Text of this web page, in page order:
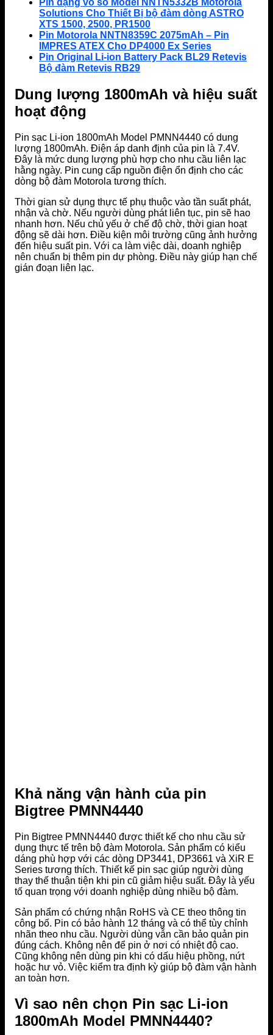
Pin dạng vỏ sò Model NNTN5332B Motorola
Solutions Cho Thiết Bị bộ đàm dòng ASTRO
XTS 1500, 2500, PR1500
Pin Motorola NNTN8359C 2075mAh – Pin
IMPRES ATEX Cho DP4000 Ex Series
Pin Original Li-ion Battery Pack BL29 Retevis
Bộ đàm Retevis RB29
Dung lượng 1800mAh và hiệu suất
hoạt động
Pin sạc Li-ion 1800mAh Model PMNN4440 có dung
lượng 1800mAh. Điện áp danh định của pin là 7.4V.
Đây là mức dung lượng phù hợp cho nhu cầu liên lạc
hằng ngày. Pin cung cấp nguồn điện ổn định cho các
dòng bộ đàm Motorola tương thích.
Thời gian sử dụng thực tế phụ thuộc vào tần suất phát,
nhận và chờ. Nếu người dùng phát liên tục, pin sẽ hao
nhanh hơn. Nếu chủ yếu ở chế độ chờ, thời gian hoạt
động sẽ dài hơn. Điều kiện môi trường cũng ảnh hưởng
đến hiệu suất pin. Với ca làm việc dài, doanh nghiệp
nên chuẩn bị thêm pin dự phòng. Điều này giúp hạn chế
gián đoạn liên lạc.
Khả năng vận hành của pin
Bigtree PMNN4440
Pin Bigtree PMNN4440 được thiết kế cho nhu cầu sử
dụng thực tế trên bộ đàm Motorola. Sản phẩm có kiểu
dáng phù hợp với các dòng DP3441, DP3661 và XiR E
Series tương thích. Thiết kế pin sạc giúp người dùng
thay thế thuận tiện khi pin cũ giảm hiệu suất. Đây là yếu
tố quan trọng với doanh nghiệp dùng nhiều bộ đàm.
Sản phẩm có chứng nhận RoHS và CE theo thông tin
công bố. Pin có bảo hành 12 tháng và có thể tùy chỉnh
nhãn theo nhu cầu. Người dùng vẫn cần bảo quản pin
đúng cách. Không nên để pin ở nơi có nhiệt độ cao.
Cũng không nên dùng pin khi có dấu hiệu phồng, nứt
hoặc hư vỏ. Việc kiểm tra định kỳ giúp bộ đàm vận hành
an toàn hơn.
Vì sao nên chọn Pin sạc Li-ion
1800mAh Model PMNN4440?